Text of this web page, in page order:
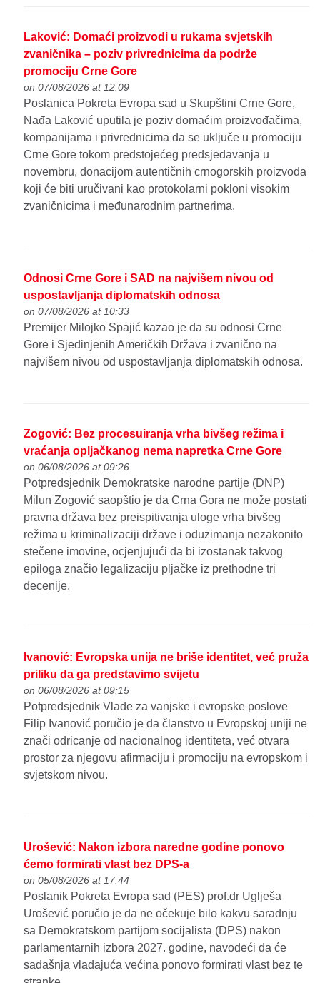
Laković: Domaći proizvodi u rukama svjetskih
zvaničnika – poziv privrednicima da podrže
promociju Crne Gore
on 07/08/2026 at 12:09
Poslanica Pokreta Evropa sad u Skupštini Crne Gore,
Nađa Laković uputila je poziv domaćim proizvođačima,
kompanijama i privrednicima da se uključe u promociju
Crne Gore tokom predstojećeg predsjedavanja u
novembru, donacijom autentičnih crnogorskih proizvoda
koji će biti uručivani kao protokolarni pokloni visokim
zvaničnicima i međunarodnim partnerima.
Odnosi Crne Gore i SAD na najvišem nivou od
uspostavljanja diplomatskih odnosa
on 07/08/2026 at 10:33
Premijer Milojko Spajić kazao je da su odnosi Crne
Gore i Sjedinjenih Američkih Država i zvanično na
najvišem nivou od uspostavljanja diplomatskih odnosa.
Zogović: Bez procesuiranja vrha bivšeg režima i
vraćanja opljačkanog nema napretka Crne Gore
on 06/08/2026 at 09:26
Potpredsjednik Demokratske narodne partije (DNP)
Milun Zogović saopštio je da Crna Gora ne može postati
pravna država bez preispitivanja uloge vrha bivšeg
režima u kriminalizaciji države i oduzimanja nezakonito
stečene imovine, ocjenjujući da bi izostanak takvog
epiloga značio legalizaciju pljačke iz prethodne tri
decenije.
Ivanović: Evropska unija ne briše identitet, već pruža
priliku da ga predstavimo svijetu
on 06/08/2026 at 09:15
Potpredsjednik Vlade za vanjske i evropske poslove
Filip Ivanović poručio je da članstvo u Evropskoj uniji ne
znači odricanje od nacionalnog identiteta, već otvara
prostor za njegovu afirmaciju i promociju na evropskom i
svjetskom nivou.
Urošević: Nakon izbora naredne godine ponovo
ćemo formirati vlast bez DPS-a
on 05/08/2026 at 17:44
Poslanik Pokreta Evropa sad (PES) prof.dr Uglješa
Urošević poručio je da ne očekuje bilo kakvu saradnju
sa Demokratskom partijom socijalista (DPS) nakon
parlamentarnih izbora 2027. godine, navodeći da će
sadašnja vladajuća većina ponovo formirati vlast bez te